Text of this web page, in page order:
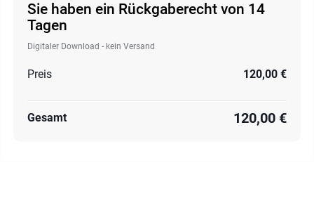
Sie haben ein Rückgaberecht von 14
Tagen
Digitaler Download - kein Versand
Preis 120,00 €
Gesamt 120,00 €